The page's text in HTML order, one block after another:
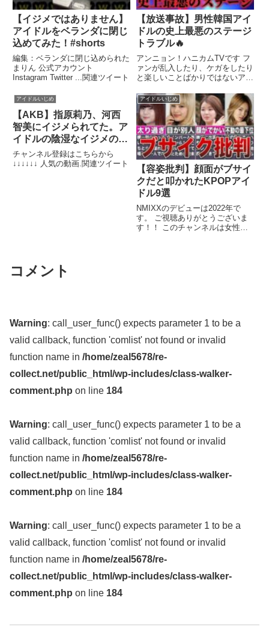
【イジメではありません】
アイドルをベランダに閉じ
込めてみた！#shorts
編集：ベランダに閉じ込められた
まりん 公式アカウント
Instagram Twitter ...関連ツイート
【放送事故】男性韓国アイ
ドルの史上最悪のステージ
トラブル🔥
アンニョン！ハニカムTVです フ
ァンが乱入したり、ケガをしたり
と楽しいことばかりではないアイ
連ツイート
アイドルいじめ
【AKB】指原莉乃、河西
智美にイジメられてた。ア
イドルの陰湿なイジメの実
態
チャンネル登録はこちらから
↓↓↓↓↓↓ 人気の動画.関連ツイート
アイドルいじめ
【容姿批判】顔面がブサイ
クだと叩かれたKPOPアイ
ドル9選
NMIXXのデビューは2022年で
す。 ご視聴ありがとうございま
す！！ このチャンネルは女性
コメント
Warning: call_user_func() expects parameter 1 to be a
valid callback, function 'comlist' not found or invalid
function name in /home/zeal5678/re-
collect.net/public_html/wp-includes/class-walker-
comment.php on line 184
Warning: call_user_func() expects parameter 1 to be a
valid callback, function 'comlist' not found or invalid
function name in /home/zeal5678/re-
collect.net/public_html/wp-includes/class-walker-
comment.php on line 184
Warning: call_user_func() expects parameter 1 to be a
valid callback, function 'comlist' not found or invalid
function name in /home/zeal5678/re-
collect.net/public_html/wp-includes/class-walker-
comment.php on line 184